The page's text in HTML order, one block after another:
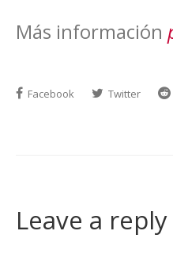
Más información
Facebook Twitter
Leave a reply